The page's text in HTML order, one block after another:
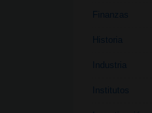
Finanzas
Historia
Industria
Institutos